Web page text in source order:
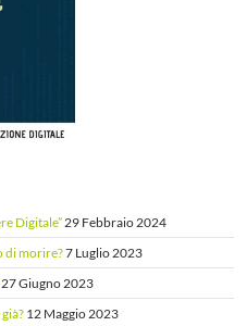
Digitale” 29 Febbraio 2024
di morire?7 Luglio 2023
27 Giugno 2023
12 Maggio 2023